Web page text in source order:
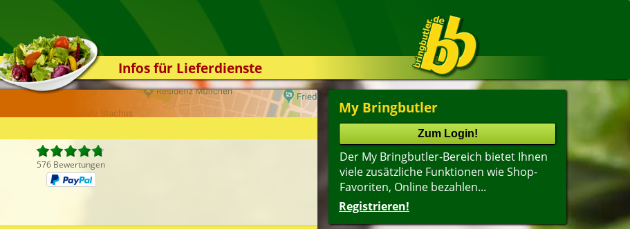
Infos für Lieferdienste
Kassensystem
Zuverlässigkeit
My Bringbutler
Der My Bringbutler-Bereich bietet Ihnen
viele zusätzliche Funktionen wie Shop-
Favoriten, Online bezahlen...
Registrieren!
576 Bewertungen